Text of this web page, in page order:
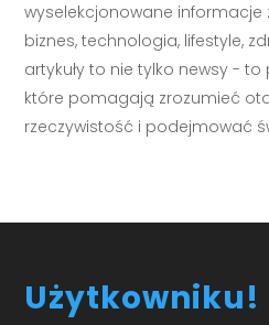
wyselekcjonowane informacje
biznes, technologia, lifestyle,
artykuły to nie tylko newsy -
które pomagają zrozumieć
rzeczywistość i podejmować
Użytkowniku!